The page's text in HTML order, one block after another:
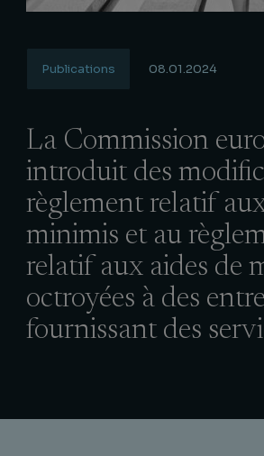
Publications 08.01.2024
La Commission
introduit des
règlement relatif
minimis et au
relatif aux aides de
octroyées à des
fournissant des